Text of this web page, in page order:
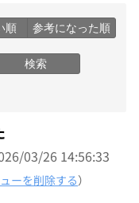
順 参考になった順
検索
03/26 14:56:33
ーを削除する）